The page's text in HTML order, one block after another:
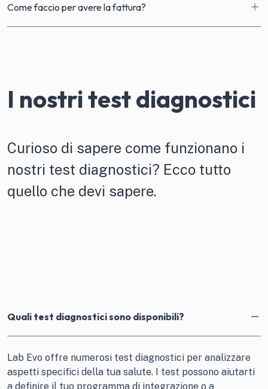
Come faccio per avere la fattura?
I nostri test diagnostici
Curioso di sapere come funzionano i
nostri test diagnostici? Ecco tutto
quello che devi sapere.
Quali test diagnostici sono disponibili?
Lab Evo offre numerosi test diagnostici per analizzare
aspetti specifici della tua salute. I test possono aiutarti
a definire il tuo programma di integrazione o a